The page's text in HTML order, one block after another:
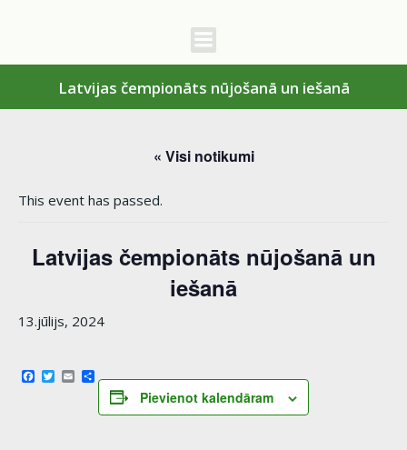
Latvijas čempionāts nūjošanā un iešanā
« Visi notikumi
This event has passed.
Latvijas čempionāts nūjošanā un
iešanā
13.jūlijs, 2024
Facebook
Twitter
EmailShare
Pievienot kalendāram